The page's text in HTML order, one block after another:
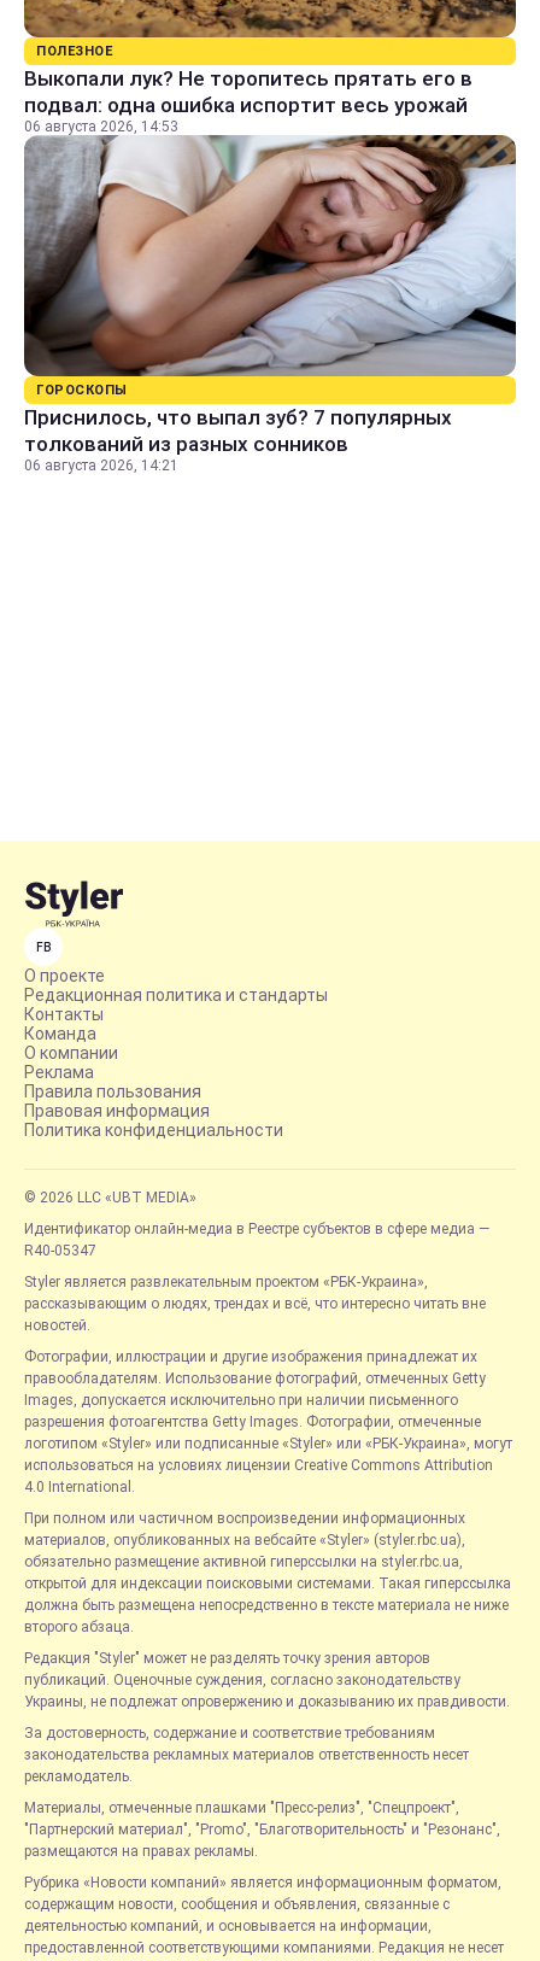
ПОЛЕЗНОЕ
Выкопали лук? Не торопитесь прятать его в
подвал: одна ошибка испортит весь урожай
06 августа 2026, 14:53
ГОРОСКОПЫ
Приснилось, что выпал зуб? 7 популярных
толкований из разных сонников
06 августа 2026, 14:21
FB
О проекте
Редакционная политика и стандарты
Контакты
Команда
О компании
Реклама
Правила пользования
Правовая информация
Политика конфиденциальности
© 2026 LLC «UBT MEDIA»
Идентификатор онлайн-медиа в Реестре субъектов в сфере медиа —
R40-05347
Styler является развлекательным проектом «РБК-Украина»,
рассказывающим о людях, трендах и всё, что интересно читать вне
новостей.
Фотографии, иллюстрации и другие изображения принадлежат их
правообладателям. Использование фотографий, отмеченных Getty
Images, допускается исключительно при наличии письменного
разрешения фотоагентства Getty Images. Фотографии, отмеченные
логотипом «Styler» или подписанные «Styler» или «РБК-Украина», могут
использоваться на условиях лицензии Creative Commons Attribution
4.0 International.
При полном или частичном воспроизведении информационных
материалов, опубликованных на вебсайте «Styler» (styler.rbc.ua),
обязательно размещение активной гиперссылки на styler.rbc.ua,
открытой для индексации поисковыми системами. Такая гиперссылка
должна быть размещена непосредственно в тексте материала не ниже
второго абзаца.
Редакция "Styler" может не разделять точку зрения авторов
публикаций. Оценочные суждения, согласно законодательству
Украины, не подлежат опровержению и доказыванию их правдивости.
За достоверность, содержание и соответствие требованиям
законодательства рекламных материалов ответственность несет
рекламодатель.
Материалы, отмеченные плашками "Пресс-релиз", "Спецпроект",
"Партнерский материал", "Promo", "Благотворительность" и "Резонанс",
размещаются на правах рекламы.
Рубрика «Новости компаний» является информационным форматом,
содержащим новости, сообщения и объявления, связанные с
деятельностью компаний, и основывается на информации,
предоставленной соответствующими компаниями. Редакция не несет